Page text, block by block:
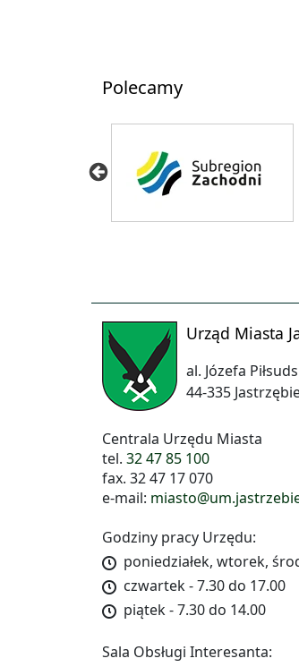
Polecamy
Urząd Miasta
al. Józefa
44-335
Centrala Urzędu Miasta
tel. 32 47 85 100
fax. 32 47 17 070
e-mail:
Godziny pracy Urzędu:
poniedziałek, wtorek,
czwartek - 7.30 do 17.00
piątek - 7.30 do 14.00
Sala Obsługi Interesanta: